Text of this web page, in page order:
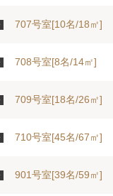
707号室[10名/18㎡]
708号室[8名/14㎡]
709号室[18名/26㎡]
710号室[45名/67㎡]
901号室[39名/59㎡]